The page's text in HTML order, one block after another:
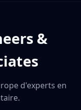
&
d'experts en